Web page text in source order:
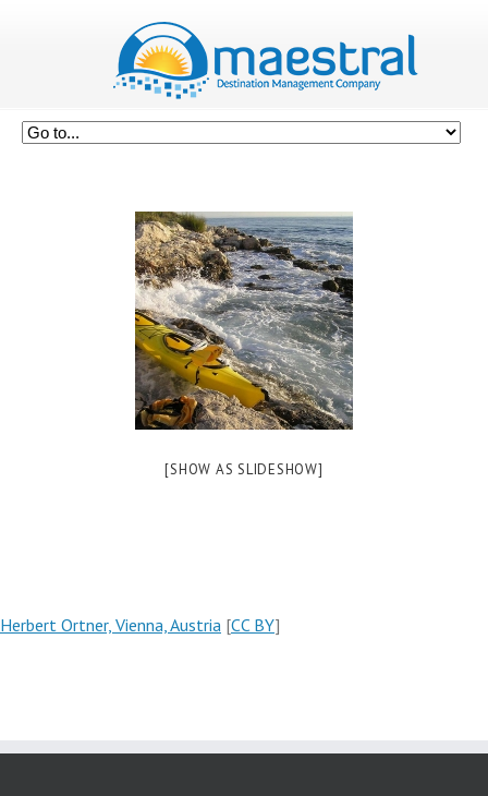
[SHOW AS SLIDESHOW]
Herbert Ortner, Vienna, Austria [CC BY]